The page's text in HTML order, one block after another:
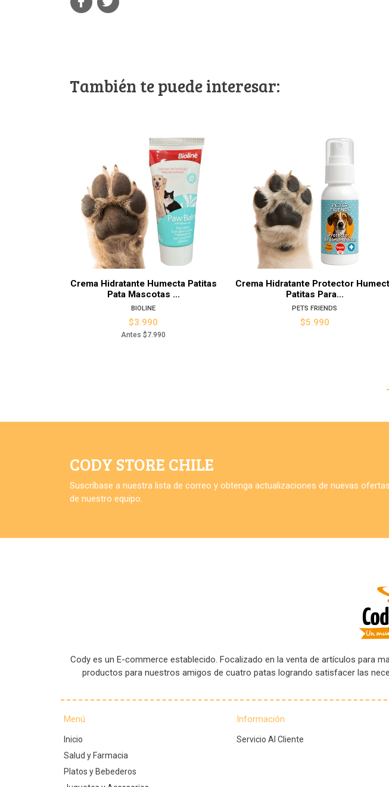
También te puede interesar:
Crema Hidratante Humecta Patitas
Pata Mascotas ...
BIOLINE
$3.990
Antes$7.990
Ver detalles
Crema Hidratante Protector
Patitas Para...
PETS FRIENDS
$5.990
Ver detalles
CODY STORE CHILE
Suscríbase a nuestra lista de correo y obtenga actualizaciones de nuevas
de nuestro equipo.
Cody es un E-commerce establecido. Focalizado en la venta de artículos para
productos para nuestros amigos de cuatro patas logrando satisfacer las
Menú
Inicio
Salud y Farmacia
Platos y Bebederos
Información
Servicio Al Cliente